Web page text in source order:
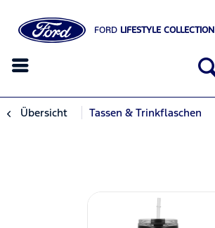
FORD LIFESTYLE COLLECTION
Übersicht Tassen & Trinkflaschen